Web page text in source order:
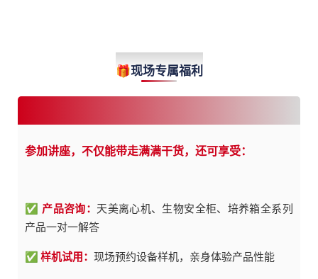
Welfare
🎁现场专属福利
参加讲座，不仅能带走满满干货，还可享受：
✅ 产品咨询： 天美离心机、生物安全柜、培养箱全系列
产品一对一解答
✅ 样机试用：现场预约设备样机，亲身体验产品性能